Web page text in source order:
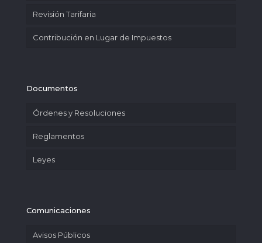
Revisión Tarifaria
Contribución en Lugar de Impuestos
Documentos
Órdenes y Resoluciones
Reglamentos
Leyes
Comunicaciones
Avisos Públicos